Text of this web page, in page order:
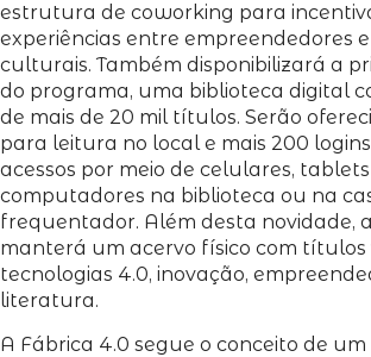
estrutura de coworking para
experiências entre empreendedores
culturais. Também disponibilizará a
do programa, uma biblioteca digital
de mais de 20 mil títulos. Serão
para leitura no local e mais 200
acessos por meio de celulares,
computadores na biblioteca ou na
frequentador. Além desta novidade,
manterá um acervo físico com títulos
tecnologias 4.0, inovação,
literatura.
A Fábrica 4.0 segue o conceito de um